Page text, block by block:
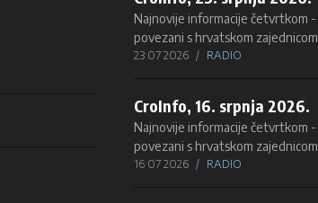
Najnovije informacije četvrtkom -
povezani s hrvatskom zajednicom
23 07 2026 RADIO
CroInfo, 16. srpnja 2026.
Najnovije informacije četvrtkom -
povezani s hrvatskom zajednicom
16 07 2026 RADIO